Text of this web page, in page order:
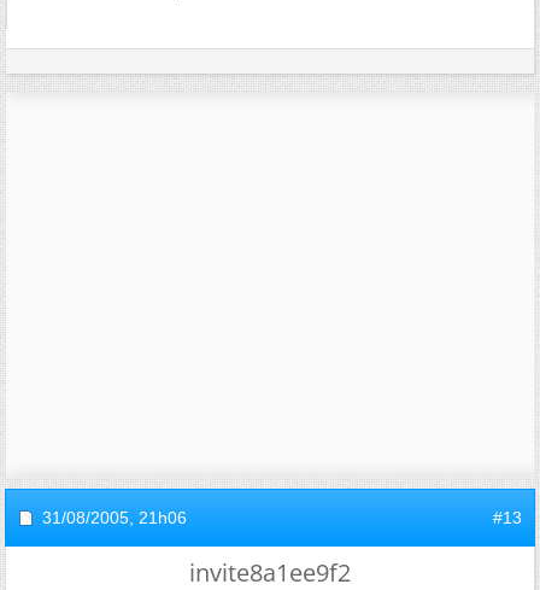
31/08/2005, 21h06 #13
invite8a1ee9f2